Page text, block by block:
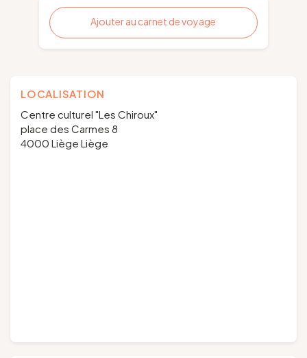
Ajouter au carnet de voyage
LOCALISATION
Centre culturel "Les Chiroux"
place des Carmes 8
4000 Liège Liège